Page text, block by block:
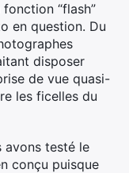
“flash”
en question. Du
disposer
de vue quasi-
les ficelles du
avons testé le
conçu puisque